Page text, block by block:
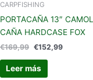
CARPFISHING
PORTACAÑA 13″
CAÑA HARDCASE FOX
€169,99 €152,99
Leer más